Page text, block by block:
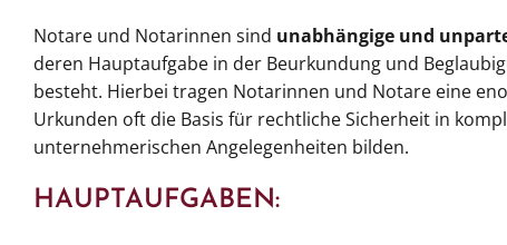
Notare und Notarinnen sind unabhängige und
deren Hauptaufgabe in der Beurkundung und
besteht. Hierbei tragen Notarinnen und Notare eine
Urkunden oft die Basis für rechtliche Sicherheit in
unternehmerischen Angelegenheiten bilden.
HAUPTAUFGABEN: